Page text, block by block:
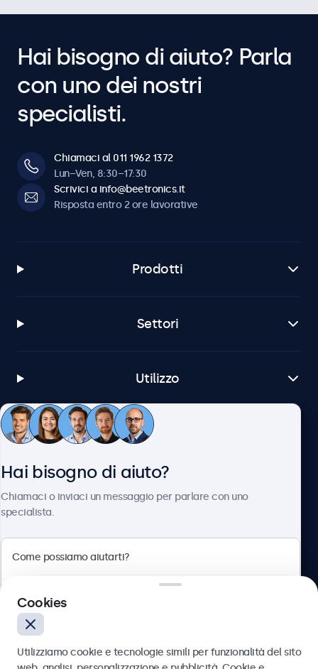
Hai bisogno di aiuto? Parla
con uno dei nostri
specialisti.
Chiamaci al 011 1962 1372
Lun–Ven, 8:30–17:30
Scrivici a info@beetronics.it
Risposta entro 2 ore lavorative
Prodotti
Settori
Utilizzo
Servizio Clienti
Italiano
Hai bisogno di aiuto?
Chiamaci o inviaci un messaggio per parlare con uno
specialista.
Cookies
Utilizziamo cookie e tecnologie simili per funzionalità del sito